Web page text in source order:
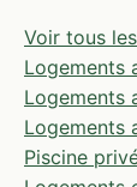
Voir tous
Logements
Logements
Logements
Piscine